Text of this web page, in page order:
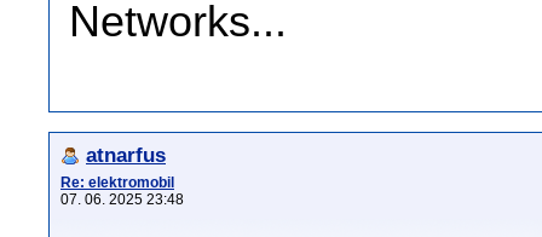
Networks...
atnarfus
Re: elektromobil
07. 06. 2025 23:48